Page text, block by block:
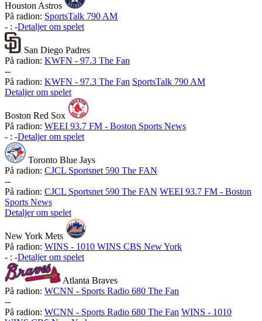
Houston Astros
På radion: SportsTalk 790 AM
- : -Detaljer om spelet
San Diego Padres
På radion: KWFN - 97.3 The Fan
--
På radion: KWFN - 97.3 The Fan SportsTalk 790 AM
Detaljer om spelet
Boston Red Sox
På radion: WEEI 93.7 FM - Boston Sports News
- : -Detaljer om spelet
Toronto Blue Jays
På radion: CJCL Sportsnet 590 The FAN
--
På radion: CJCL Sportsnet 590 The FAN WEEI 93.7 FM - Boston
Sports News
Detaljer om spelet
New York Mets
På radion: WINS - 1010 WINS CBS New York
- : -Detaljer om spelet
Atlanta Braves
På radion: WCNN - Sports Radio 680 The Fan
--
På radion: WCNN - Sports Radio 680 The Fan WINS - 1010